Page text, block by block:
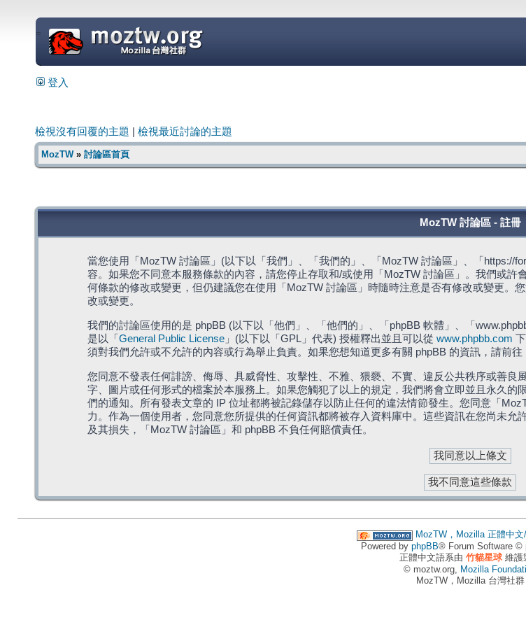
=
登入
檢視沒有回覆的主題 檢視最近討論的主題
MozTW» 討論區首頁
MozTW 討論區 - 註冊
當您使用「MozTW 討論區」(以下以「我們」、「我們的」、「MozTW 討論區」、「https://
容。如果您不同意本服務條款的內容，請您停止存取和/或使用「MozTW 討論區」。我們或
何條款的修改或變更，但仍建議您在使用「MozTW 討論區」時隨時注意是否有修改或變更。
改或變更。
我們的討論區使用的是 phpBB (以下以「他們」、「他們的」、「phpBB 軟體」、「
是以「 General Public License」(以下以「GPL」代表) 授權釋出並且可以從 www.phpbb.com
須對我們允許或不允許的內容或行為舉止負責。如果您想知道更多有關 phpBB 的資訊，請前往
您同意不發表任何誹謗、侮辱、具威脅性、攻擊性、不雅、猥褻、不實、違反公共秩序或善
字、圖片或任何形式的檔案於本服務上。如果您觸犯了以上的規定，我們將會立即並且永久
們的通知。所有發表文章的 IP 位址都將被記錄儲存以防止任何的違法情節發生。您同意「
力。作為一個使用者，您同意您所提供的任何資訊都將被存入資料庫中。這些資訊在您尚未
及其損失，「MozTW 討論區」和 phpBB 不負任何賠償責任。
MozTW，Mozilla 正體中文
Powered by phpBB® Forum Software ©
正體中文語系由 竹貓星球維護
© moztw.org, Mozilla
MozTW，Mozilla 台灣社群